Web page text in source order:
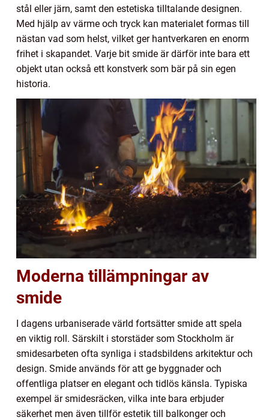
stål eller järn, samt den estetiska tilltalande designen.
Med hjälp av värme och tryck kan materialet formas till
nästan vad som helst, vilket ger hantverkaren en enorm
frihet i skapandet. Varje bit smide är därför inte bara ett
objekt utan också ett konstverk som bär på sin egen
historia.
Moderna tillämpningar av
smide
I dagens urbaniserade värld fortsätter smide att spela
en viktig roll. Särskilt i storstäder som Stockholm är
smidesarbeten ofta synliga i stadsbildens arkitektur och
design. Smide används för att ge byggnader och
offentliga platser en elegant och tidlös känsla. Typiska
exempel är smidesräcken, vilka inte bara erbjuder
säkerhet men även tillför estetik till balkonger och